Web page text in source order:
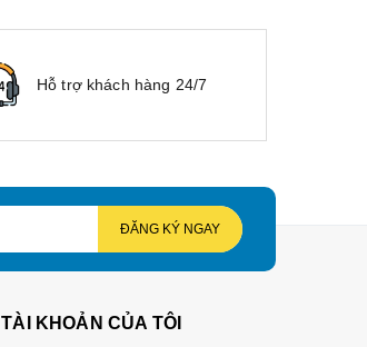
Hỗ trợ khách hàng 24/7
ĐĂNG KÝ NGAY
TÀI KHOẢN CỦA TÔI